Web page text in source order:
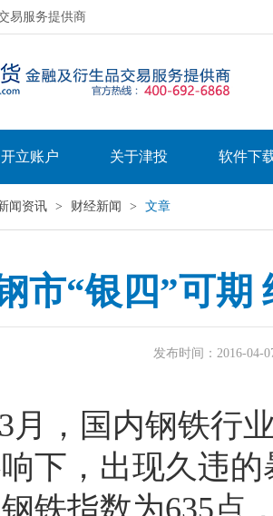
易服务提供商
开立账户 关于津投 软件下
闻资讯 > 财经新闻 > 文章
市“银四”可期
发布时间：2016-04-
国内钢铁行业
下，出现久违
铁指数为635点